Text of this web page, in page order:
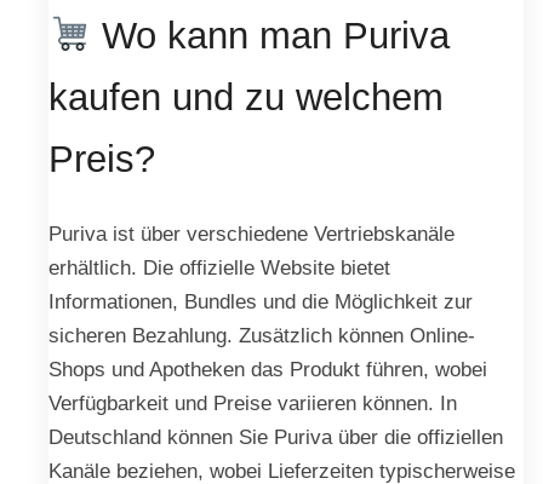
Wo kann man Puriva
kaufen und zu welchem
Preis?
Puriva ist über verschiedene Vertriebskanäle
erhältlich. Die offizielle Website bietet
Informationen, Bundles und die Möglichkeit zur
sicheren Bezahlung. Zusätzlich können Online-
Shops und Apotheken das Produkt führen, wobei
Verfügbarkeit und Preise variieren können. In
Deutschland können Sie Puriva über die offiziellen
Kanäle beziehen, wobei Lieferzeiten typischerweise